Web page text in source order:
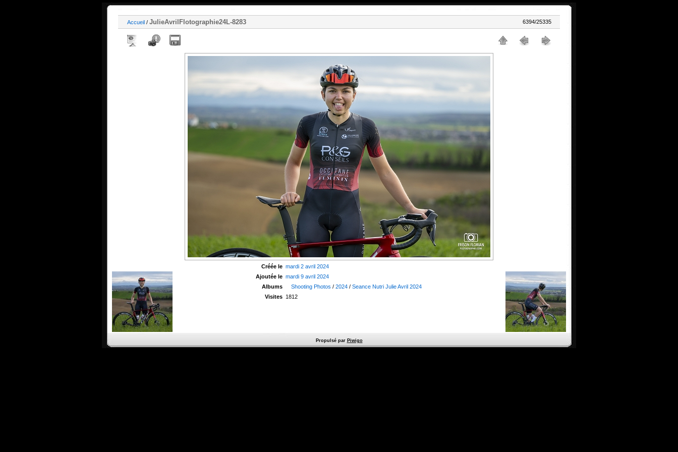
Accueil / JulieAvrilFlotographie24L-8283 6394/25335
Créée le mardi 2 avril 2024
Ajoutée le mardi 9 avril 2024
Albums
Shooting Photos /2024 /Seance Nutri Julie Avril 2024
Visites 1812
Propulsé par Piwigo